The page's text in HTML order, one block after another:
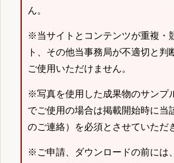
ん。
※当サイトとコンテンツが重複・
ト、その他当事務局が不適切と判
ご使用いただけません。
※写真を使用した成果物のサンプ
でご使用の場合は掲載開始時に当
のご連絡）を必須とさせていただ
※ご申請、ダウンロードの前には